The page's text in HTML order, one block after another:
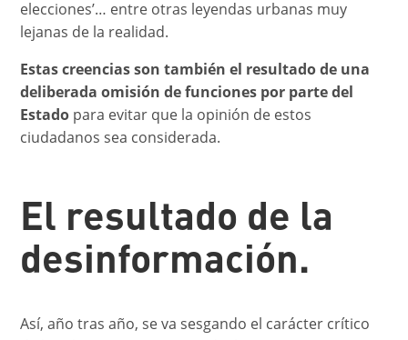
elecciones’… entre otras leyendas urbanas muy
lejanas de la realidad.
Estas creencias son también el resultado de una
deliberada omisión de funciones por parte del
Estado para evitar que la opinión de estos
ciudadanos sea considerada.
El resultado de la
desinformación.
Así, año tras año, se va sesgando el carácter crítico